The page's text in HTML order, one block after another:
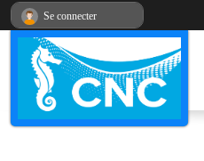
Se connecter
Panneau de gestion des cookies